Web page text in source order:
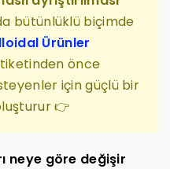
bütünlüklü biçimde
Ürünler
önce
için güçlü bir
👉
neye göre değişir